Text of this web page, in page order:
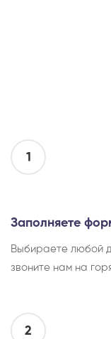
1
Заполняете
Выбираете любой
звоните нам на
2